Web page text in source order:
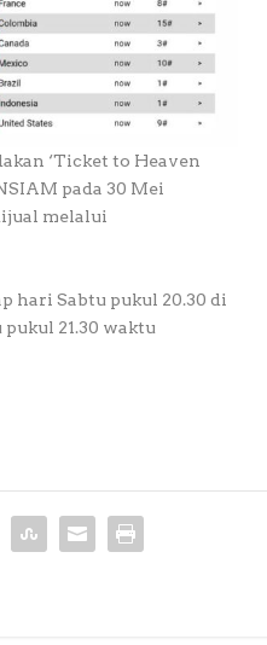
‘Ticket to Heaven
pada 30 Mei
melalui
hari Sabtu pukul 20.30 di
21.30 waktu